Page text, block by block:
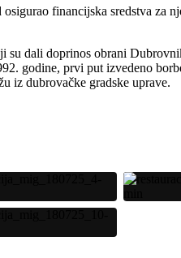
financijska sredstva za
dali doprinos obrani
godine, prvi put izvedeno
iz dubrovačke gradske uprave.